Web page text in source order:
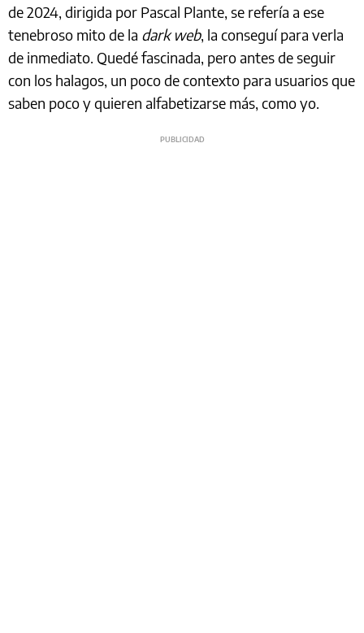
de 2024, dirigida por Pascal Plante, se refería a ese
tenebroso mito de la dark web, la conseguí para verla
de inmediato. Quedé fascinada, pero antes de seguir
con los halagos, un poco de contexto para usuarios que
saben poco y quieren alfabetizarse más, como yo.